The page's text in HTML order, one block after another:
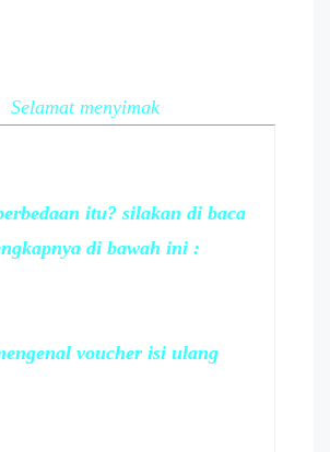
Selamat menyimak
itu? silakan di baca
di bawah ini :
voucher isi ulang